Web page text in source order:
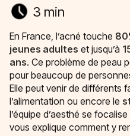
3 min
En France, l’acné touche
jeunes adultes et jusqu’à
ans. Ce problème de peau
pour beaucoup de
Elle peut venir de différents
l’alimentation ou encore le
l’équipe d’aesthé se
vous explique comment y